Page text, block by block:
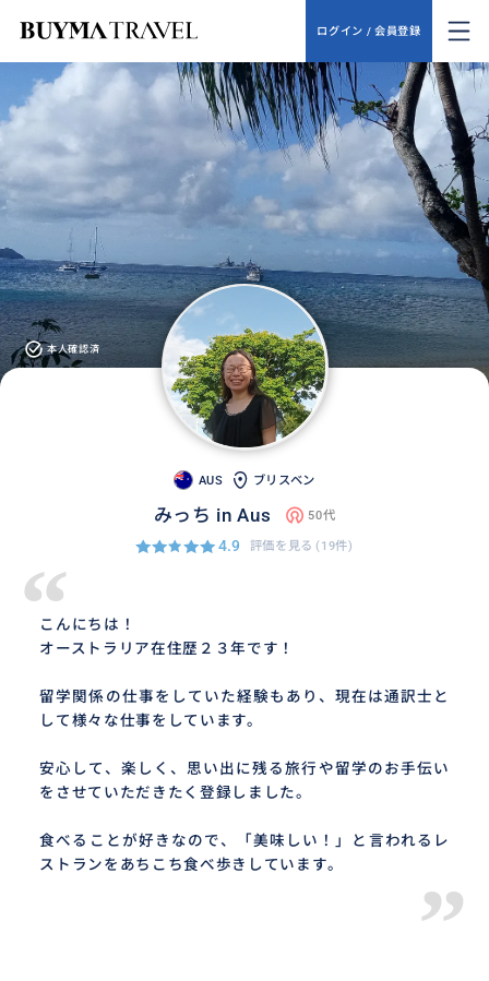
ログイン / 会員登録
本人確認済
AUS ブリスベン
みっち in Aus 50代
4.9 評価を見る (19件)
“
こんにちは！
オーストラリア在住歴２３年です！
留学関係の仕事をしていた経験もあり、現在は通訳士と
して様々な仕事をしています。
安心して、楽しく、思い出に残る旅行や留学のお手伝い
をさせていただきたく登録しました。
食べることが好きなので、「美味しい！」と言われるレ
ストランをあちこち食べ歩きしています。
”